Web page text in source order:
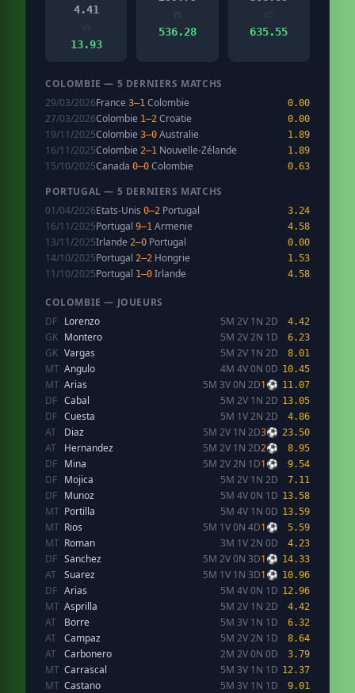
4.41
vs
13.93
vs
536.28
vs
635.55
COLOMBIE — 5 DERNIERS MATCHS
29/03/2026France 3–1 Colombie 0.00
27/03/2026Colombie 1–2 Croatie 0.00
19/11/2025Colombie 3–0 Australie 1.89
16/11/2025Colombie 2–1 Nouvelle-Zélande 1.89
15/10/2025Canada 0–0 Colombie 0.63
PORTUGAL — 5 DERNIERS MATCHS
01/04/2026Etats-Unis 0–2 Portugal 3.24
16/11/2025Portugal 9–1 Armenie 4.58
13/11/2025Irlande 2–0 Portugal 0.00
14/10/2025Portugal 2–2 Hongrie 1.53
11/10/2025Portugal 1–0 Irlande 4.58
COLOMBIE — JOUEURS
DF Lorenzo 5M 2V 1N 2D 4.42
GK Montero 5M 2V 2N 1D 6.23
GK Vargas 5M 2V 1N 2D 8.01
MT Angulo 4M 4V 0N 0D 10.45
MT Arias 5M 3V 0N 2D1⚽ 11.07
DF Cabal 5M 2V 1N 2D 13.05
DF Cuesta 5M 1V 2N 2D 4.86
AT Diaz 5M 2V 1N 2D3⚽ 23.50
AT Hernandez 5M 2V 1N 2D2⚽ 8.95
DF Mina 5M 2V 2N 1D1⚽ 9.54
DF Mojica 5M 2V 1N 2D 7.11
DF Munoz 5M 4V 0N 1D 13.58
MT Portilla 5M 4V 1N 0D 13.59
MT Rios 5M 1V 0N 4D1⚽ 5.59
MT Roman 3M 1V 2N 0D 4.23
DF Sanchez 5M 2V 0N 3D1⚽ 14.33
AT Suarez 5M 1V 1N 3D1⚽ 10.96
DF Arias 5M 4V 0N 1D 12.96
MT Asprilla 5M 2V 1N 2D 4.42
AT Borre 5M 3V 1N 1D 6.32
AT Campaz 5M 2V 2N 1D 8.64
AT Carbonero 2M 2V 0N 0D 3.79
MT Carrascal 5M 3V 1N 1D 12.37
MT Castano 5M 3V 1N 1D 9.01